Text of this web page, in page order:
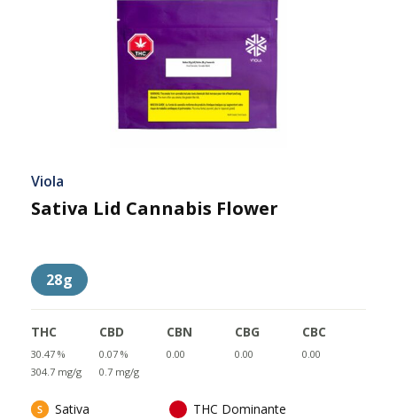
Viola
Sativa Lid Cannabis Flower
28g
THC
30.47 %
304.7 mg/g
CBD
0.07 %
0.7 mg/g
CBN
0.00
CBG
0.00
CBC
0.00
Sativa THC Dominante